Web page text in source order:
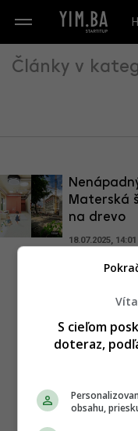
Články v
Materská
na drevo
18.07.2025, 14:01
S cieľom
doteraz,
obsahu,